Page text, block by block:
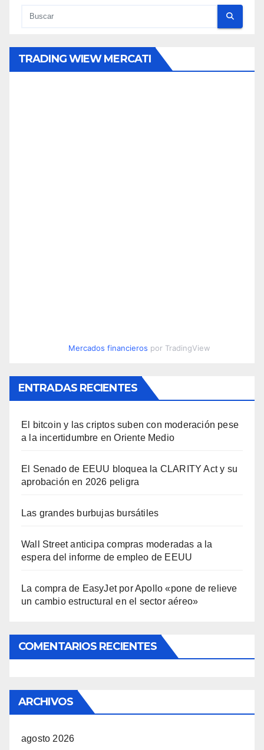
TRADING WIEW MERCATI
Mercados financieros por TradingView
ENTRADAS RECIENTES
El bitcoin y las criptos suben con moderación pese
a la incertidumbre en Oriente Medio
El Senado de EEUU bloquea la CLARITY Act y su
aprobación en 2026 peligra
Las grandes burbujas bursátiles
Wall Street anticipa compras moderadas a la
espera del informe de empleo de EEUU
La compra de EasyJet por Apollo «pone de relieve
un cambio estructural en el sector aéreo»
COMENTARIOS RECIENTES
ARCHIVOS
agosto 2026